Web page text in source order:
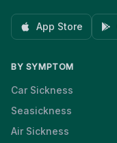
App Store
BY SYMPTOM
Car Sickness
Seasickness
Air Sickness